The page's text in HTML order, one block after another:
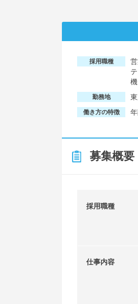
採用職種
勤務地
働き方の特徴
募集概要
採用職種
仕事内容